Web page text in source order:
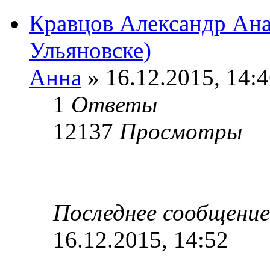
Кравцов Александр
Ульяновске)
Анна » 16.12.2015,
1 Ответы
12137 Просмотры
Последнее
16.12.2015, 14:52